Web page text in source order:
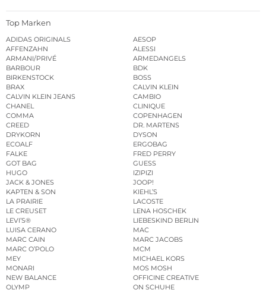
Top Marken
ADIDAS ORIGINALS
AESOP
AFFENZAHN
ALESSI
ARMANI/PRIVÉ
ARMEDANGELS
BARBOUR
BDK
BIRKENSTOCK
BOSS
BRAX
CALVIN KLEIN
CALVIN KLEIN JEANS
CAMBIO
CHANEL
CLINIQUE
COMMA
COPENHAGEN
CREED
DR. MARTENS
DRYKORN
DYSON
ECOALF
ERGOBAG
FALKE
FRED PERRY
GOT BAG
GUESS
HUGO
IZIPIZI
JACK & JONES
JOOP!
KAPTEN & SON
KIEHL’S
LA PRAIRIE
LACOSTE
LE CREUSET
LENA HOSCHEK
LEVI’S®
LIEBESKIND BERLIN
LUISA CERANO
MAC
MARC CAIN
MARC JACOBS
MARC O’POLO
MCM
MEY
MICHAEL KORS
MONARI
MOS MOSH
NEW BALANCE
OFFICINE CREATIVE
OLYMP
ON SCHUHE